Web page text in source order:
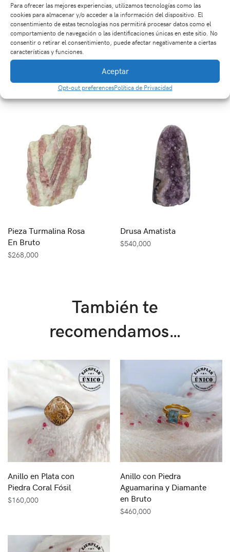
Para ofrecer las mejores experiencias, utilizamos tecnologías como las
cookies para almacenar y/o acceder a la información del dispositivo. El
consentimiento de estas tecnologías nos permitirá procesar datos como el
comportamiento de navegación o las identificaciones únicas en este sitio. No
consentir o retirar el consentimiento, puede afectar negativamente a ciertas
características y funciones.
Aceptar
Opt-out preferencesPolítica de Privacidad
Amatista Picada
Torre en Piedra Selenita
Pieza Turmalina Rosa
En Bruto
$268,000
Drusa Amatista
$540,000
También te
recomendamos…
Anillo en Plata con
Piedra Coral Fósil
$160,000
Anillo con Piedra
Aguamarina y Diamante
en Bruto
$460,000